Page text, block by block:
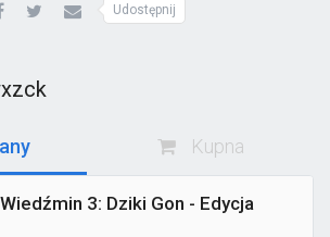
Udostępnij
Kupna
3: Dziki Gon - Edycja